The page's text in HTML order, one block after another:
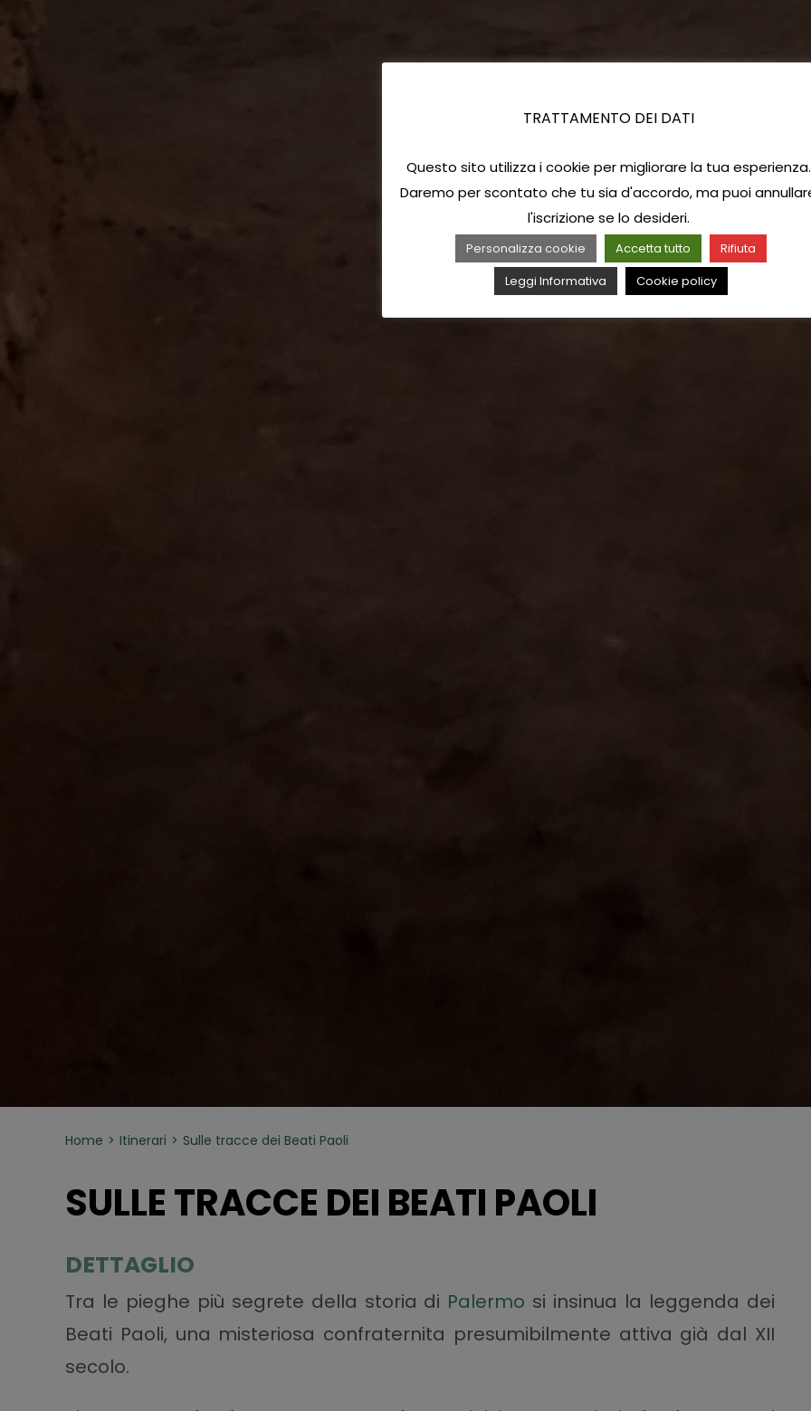
Home Itinerari Sulle tracce dei Beati Paoli
SULLE TRACCE DEI BEATI PAOLI
DETTAGLIO
Tra le pieghe più segrete della storia di Palermo si insinua la leggenda dei
Beati Paoli, una misteriosa confraternita presumibilmente attiva già dal XII
secolo.
TRATTAMENTO DEI DATI
Questo sito utilizza i cookie per migliorare la tua esperienza.
Daremo per scontato che tu sia d'accordo, ma puoi
l'iscrizione se lo desideri.
Personalizza cookie Accetta tutto
Rifiuta
Leggi Informativa
Cookie policy